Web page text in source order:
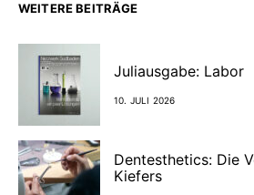
WEITERE BEITRÄGE
Juliausgabe: Labor
10. JULI 2026
Dentesthetics: Die
Kiefers